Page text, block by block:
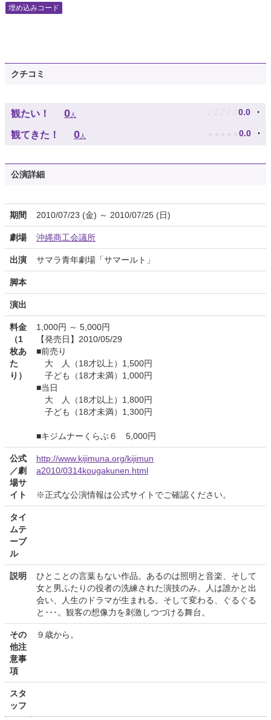
埋め込みコード
クチコミ
観たい！ 0人 ♪ ♪ ♪ ♪ ♪ 0.0
観てきた！ 0人 ★ ★ ★ ★ ★ 0.0
公演詳細
期間 2010/07/23 (金) ～ 2010/07/25 (日)
劇場 沖縄商工会議所
出演 サマラ青年劇場「サマールト」
脚本
演出
料金
（1
枚あ
た
り）
1,000円 ～ 5,000円
【発売日】2010/05/29
■前売り
大 人（18才以上）1,500円
子ども（18才未満）1,000円
■当日
大 人（18才以上）1,800円
子ども（18才未満）1,300円
■キジムナーくらぶ６ 5,000円
公式
／劇
場サ
イト
http://www.kijimuna.org/kijimun
a2010/0314kougakunen.html
※正式な公演情報は公式サイトでご確認ください。
タイ
ムテ
ーブ
ル
説明
ひとことの言葉もない作品。あるのは照明と音楽、そして
女と男ふたりの役者の洗練された演技のみ。人は誰かと出
会い、人生のドラマが生まれる。そして変わる、ぐるぐる
と･･･。観客の想像力を刺激しつづける舞台。
その
他注
意事
項
９歳から。
スタ
ッフ